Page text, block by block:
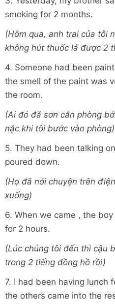
smoking for 2 months.
(Hôm qua, anh trai của tôi
không hút thuốc lá được 2
4. Someone had been
the smell of the paint was
the room.
(Ai đó đã sơn căn phòng
nặc khi tôi bước vào phòng)
5. They had been talking
poured down.
(Họ đã nói chuyện trên
xuống)
6. When we came , the
for 2 hours.
(Lúc chúng tôi đến thì cậu
trong 2 tiếng đồng hồ rồi)
7. I had been having lunch
the others came into the